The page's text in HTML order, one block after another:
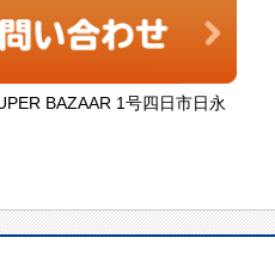
BAZAAR 1号四日市日永